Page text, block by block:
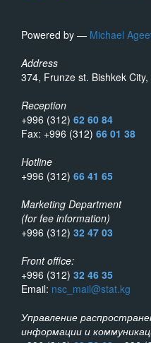
Powered by — Michael
Address
374, Frunze st. Bishkek
Reception
+996 (312) 62 60 84
Fax: +996 (312) 66 01 38
Hotline
+996 (312) 66 41 65
Marketing Department
(for fee information)
+996 (312) 32 47 03
Front office:
+996 (312) 32 46 35
Email: nsc_mail@stat.kg
Управление
информации и